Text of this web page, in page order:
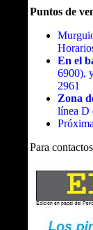
Puntos de
En el
6900),
2961
Zona
línea D
Para